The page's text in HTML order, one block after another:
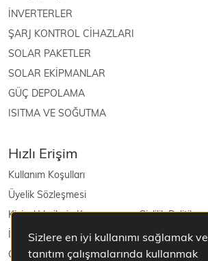
Sizlere en iyi kullanımı sağlamak ve
tanıtım çalışmalarında kullanmak
İNVERTERLER
ŞARJ KONTROL CİHAZLARI
SOLAR PAKETLER
SOLAR EKİPMANLAR
GÜÇ DEPOLAMA
ISITMA VE SOĞUTMA
Hızlı Erişim
Kullanım Koşulları
Üyelik Sözleşmesi
Kişisel Verilerin Korunması ve Gizlilik Politikası
İptal ve İade Şartları
Güneş Enerjisi